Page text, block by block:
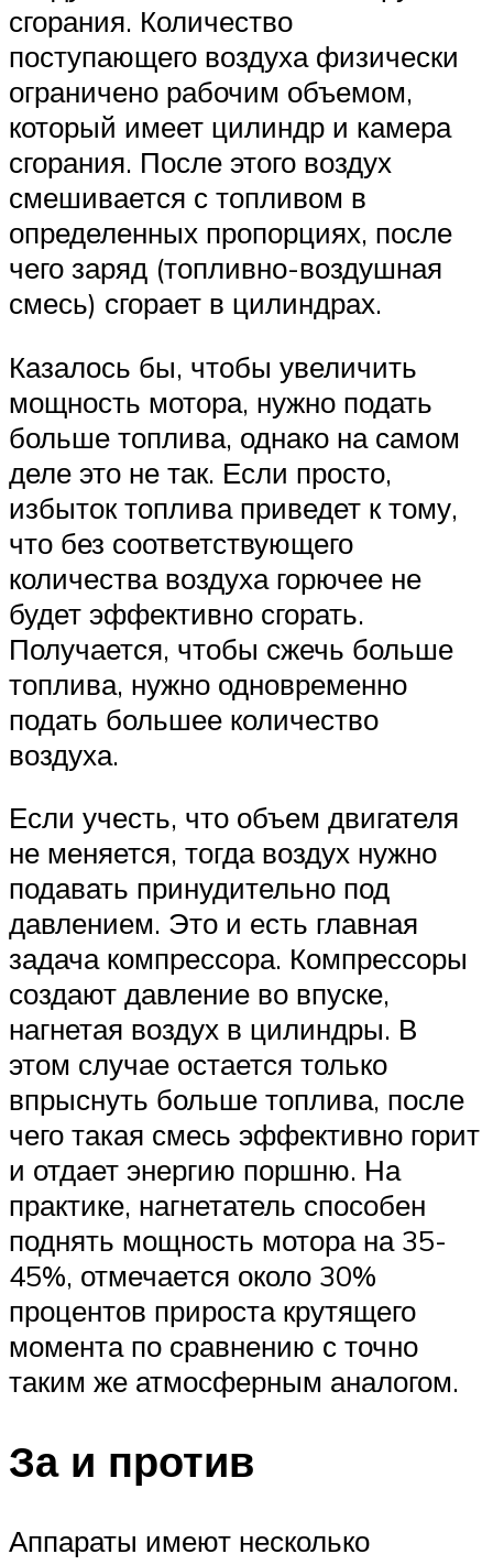
сгорания. Количество
поступающего воздуха физически
ограничено рабочим объемом,
который имеет цилиндр и камера
сгорания. После этого воздух
смешивается с топливом в
определенных пропорциях, после
чего заряд (топливно-воздушная
смесь) сгорает в цилиндрах.
Казалось бы, чтобы увеличить
мощность мотора, нужно подать
больше топлива, однако на самом
деле это не так. Если просто,
избыток топлива приведет к тому,
что без соответствующего
количества воздуха горючее не
будет эффективно сгорать.
Получается, чтобы сжечь больше
топлива, нужно одновременно
подать большее количество
воздуха.
Если учесть, что объем двигателя
не меняется, тогда воздух нужно
подавать принудительно под
давлением. Это и есть главная
задача компрессора. Компрессоры
создают давление во впуске,
нагнетая воздух в цилиндры. В
этом случае остается только
впрыснуть больше топлива, после
чего такая смесь эффективно горит
и отдает энергию поршню. На
практике, нагнетатель способен
поднять мощность мотора на 35-
45%, отмечается около 30%
процентов прироста крутящего
момента по сравнению с точно
таким же атмосферным аналогом.
За и против
Аппараты имеют несколько